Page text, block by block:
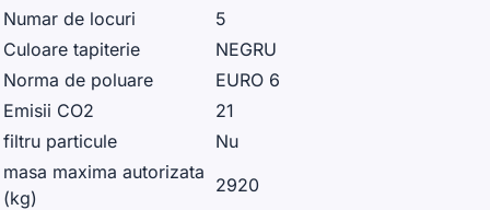
Numar de locuri
5
Culoare tapiterie
NEGRU
Norma de poluare
EURO 6
Emisii CO2
21
filtru particule
Nu
masa maxima autorizata
(kg)
2920